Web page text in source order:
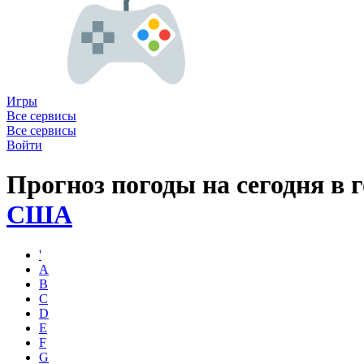
Игры
Все сервисы
Все сервисы
Войти
Прогноз погоды на сегодня в
США
'
A
B
C
D
E
F
G